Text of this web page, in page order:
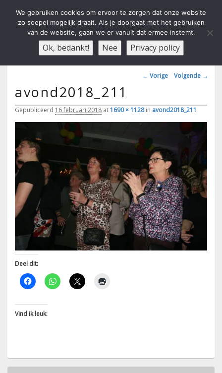
Carnavals Verain Der Ouwe
Voesbalsjong
anno 1959 va R.K.T.S.V. Menu
Afbeeldingsnavigatie
← Vorige Volgende →
avond2018_211
Gepubliceerd 16 februari 2018 at1690 × 1128in avond2018_211
Deel dit:
Vind ik leuk:
We gebruiken cookies om ervoor te zorgen dat onze website
zo soepel mogelijk draait. Als je doorgaat met het gebruiken
van de website, gaan we er vanuit dat ermee instemt.
Ok, bedankt! Nee Privacy policy